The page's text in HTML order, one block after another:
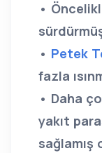
•
• Petek
fazla
• Daha
yakıt
sağlamış